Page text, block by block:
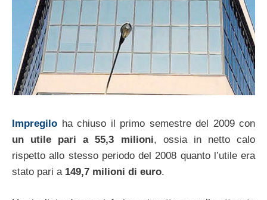
Impregilo ha chiuso il primo semestre del 2009 con
un utile pari a 55,3 milioni, ossia in netto calo
rispetto allo stesso periodo del 2008 quanto l’utile era
stato pari a 149,7 milioni di euro.